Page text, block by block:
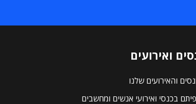
ואירועים
והאירועים שלנו
בכנסי ואירועי אנשים ומחשבים